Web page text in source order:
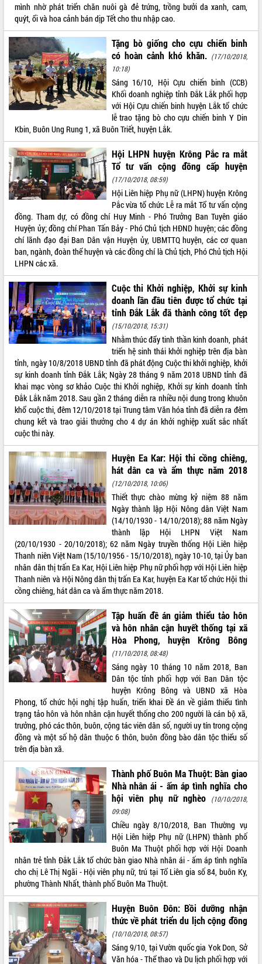
mình nhờ phát triển chăn nuôi gà đẻ trứng, trồng bưởi da xanh, cam,
quýt, ổi và hoa cảnh bán dịp Tết cho thu nhập cao.
Tặng bò giống cho cựu chiến binh
có hoàn cảnh khó khăn. (17/10/2018,
10:18)
Sáng 16/10, Hội Cựu chiến binh (CCB)
Khối doanh nghiệp tỉnh Đắk Lắk phối hợp
với Hội Cựu chiến binh huyện Lắk tổ chức
lễ trao tặng bò cho cựu chiến binh Y Din
Kbin, Buôn Ung Rung 1, xã Buôn Triết, huyện Lắk.
Hội LHPN huyện Krông Pắc ra mắt
Tổ tư vấn cộng đồng cấp huyện
(17/10/2018, 08:59)
Hội Liên hiệp Phụ nữ (LHPN) huyện Krông
Pắc vừa tổ chức Lễ ra mắt Tổ tư vấn cộng
đồng. Tham dự, có đồng chí Huy Minh - Phó Trưởng Ban Tuyên giáo
Huyện ủy; đồng chí Phan Tấn Bảy - Phó Chủ tịch HĐND huyện; các đồng
chí lãnh đạo đại Ban Dân vận Huyện ủy, UBMTTQ huyện, các cơ quan
ban, ngành, đoàn thể huyện và các đồng chí là Chủ tịch, Phó Chủ tịch Hội
LHPN các xã.
Cuộc thi Khởi nghiệp, Khởi sự kinh
doanh lần đầu tiên được tổ chức tại
tỉnh Đắk Lắk đã thành công tốt đẹp
(15/10/2018, 15:31)
Nhằm thúc đẩy tinh thần kinh doanh, phát
triển hệ sinh thái khởi nghiệp trên địa bàn
tỉnh, ngày 10/8/2018 UBND tỉnh đã phát động Cuộc thi khởi nghiệp, khởi
sự kinh doanh tỉnh Đắk Lắk; Ngày 28 tháng 9 năm 2018 UBND tỉnh đã
khai mạc vòng sơ khảo Cuộc thi Khởi nghiệp, Khởi sự kinh doanh tỉnh
Đắk Lắk năm 2018. Sau gần 2 tháng diễn ra nhiều nội dung trong khuôn
khổ cuộc thi, đêm 12/10/2018 tại Trung tâm Văn hóa tỉnh đã diễn ra đêm
chung kết và trao giải thưởng cho 4 dự án khởi nghiệp xuất sắc nhất
cuộc thi này.
Huyện Ea Kar: Hội thi cồng chiêng,
hát dân ca và ẩm thực năm 2018
(12/10/2018, 10:06)
Thiết thực chào mừng kỷ niệm 88 năm
Ngày thành lập Hội Nông dân Việt Nam
(14/10/1930 - 14/10/2018); 88 năm Ngày
thành lập Hội LHPN Việt Nam
(20/10/1930 - 20/10/2018); 62 năm Ngày truyền thống Hội Liên hiệp
Thanh niên Việt Nam (15/10/1956 - 15/10/2018), ngày 10-10, tại Ủy ban
nhân dân thị trấn Ea Kar, Hội Liên hiệp Phụ nữ phối hợp với Hội Liên hiệp
Thanh niên và Hội Nông dân thị trấn Ea Kar, huyện Ea Kar tổ chức Hội thi
cồng chiêng, hát dân ca và ẩm thực năm 2018.
Tập huấn đề án giảm thiểu tảo hôn
và hôn nhân cận huyết thống tại xã
Hòa Phong, huyện Krông Bông
(11/10/2018, 08:48)
Sáng ngày 10 tháng 10 năm 2018, Ban
Dân tộc tỉnh phối hợp với Ban Dân tộc
huyện Krông Bông và UBND xã Hòa
Phong, tổ chức hội nghị tập huấn, triển khai Đề án về giảm thiểu tình
trạng tảo hôn và hôn nhân cận huyết thống cho 200 người là cán bộ xã,
trưởng, phó các thôn, buôn, cộng tác viên dân số, người uy tín trong cộng
đồng và một số hộ dân thuộc 6 thôn, buôn đồng bào dân tộc thiểu số
trên địa bàn xã.
Thành phố Buôn Ma Thuột: Bàn giao
Nhà nhân ái - ấm áp tình nghĩa cho
hội viên phụ nữ nghèo
(10/10/2018,
09:08)
Chiều ngày 8/10/2018, Ban Thường vụ
Hội Liên hiệp Phụ nữ (LHPN) thành phố
Buôn Ma Thuột phối hợp với Hội Doanh
nhân trẻ tỉnh Đắk Lắk tổ chức bàn giao Nhà nhân ái - ấm áp tình nghĩa
cho chị Lê Thị Ngãi - Hội viên phụ nữ, trú tại Tổ Liên gia số 84, buôn Ky,
phường Thành Nhất, thành phố Buôn Ma Thuột.
Huyện Buôn Đôn: Bồi dưỡng nhận
thức về phát triển du lịch cộng đồng
(10/10/2018, 08:57)
Sáng 9/10, tại Vườn quốc gia Yok Don, Sở
Văn hóa - Thể thao và Du lịch phối hợp với